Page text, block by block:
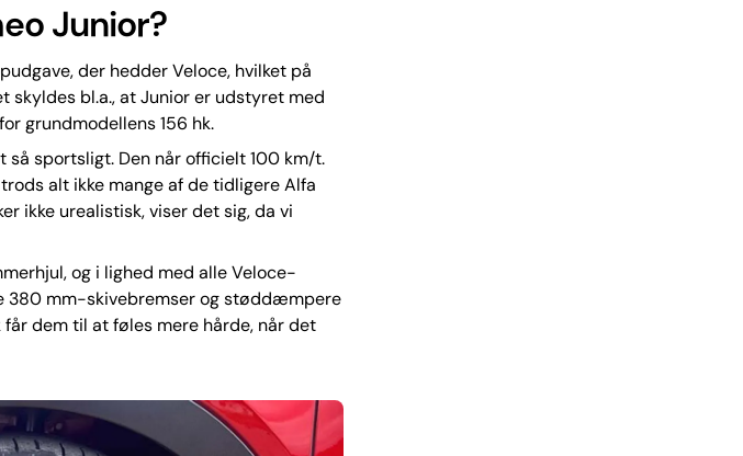
Junior?
der hedder Veloce, hvilket på
skyldes bl.a., at Junior er udstyret med
grundmodellens 156 hk.
så sportsligt. Den når officielt 100 km/t.
alt ikke mange af de tidligere Alfa
ikke urealistisk, viser det sig, da vi
og i lighed med alle Veloce-
380 mm-skivebremser og støddæmpere
dem til at føles mere hårde, når det